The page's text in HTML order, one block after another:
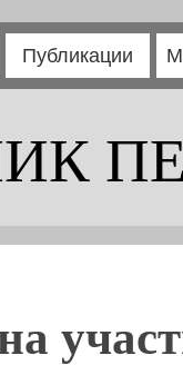
Публикации